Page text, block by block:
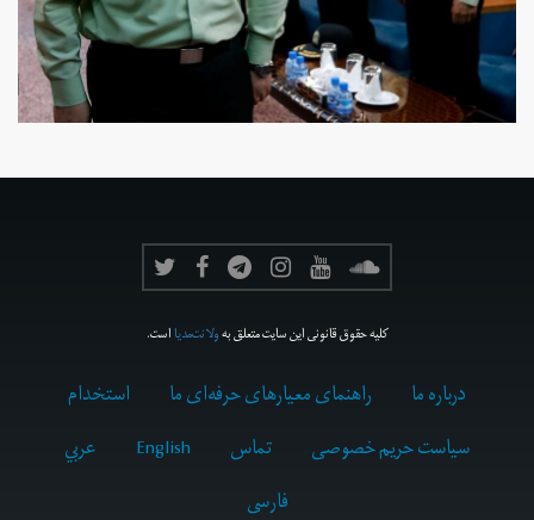
کلیه حقوق قانونی این سایت متعلق بهولانت‌مدیااست.
درباره ما راهنمای معیارهای حرفه‌ای ما
استخدام
سیاست حریم خصوصی
تماس English
عربي
فارسى